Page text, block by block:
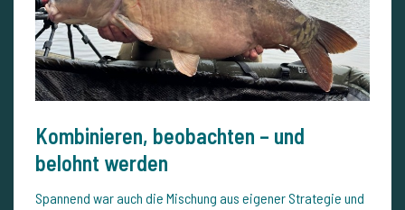
Kombinieren, beobachten – und
belohnt werden
Spannend war auch die Mischung aus eigener Strategie und